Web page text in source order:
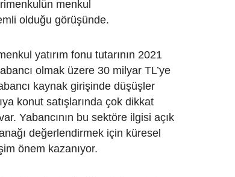
menkul
olduğu görüşünde.
yatırım fonu tutarının 2021
olmak üzere 30 milyar TL’ye
kaynak girişinde düşüşler
konut satışlarında çok dikkat
Yabancının bu sektöre ilgisi açık
değerlendirmek için küresel
önem kazanıyor.